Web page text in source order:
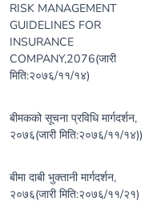
RISK MANAGEMENT
GUIDELINES FOR
INSURANCE
COMPANY,2076(जारी
मिति:२०७६/११/१४)
बीमकको सूचना प्रविधि मार्गदर्शन,
२०७६(जारी मिति:२०७६/११/१४))
बीमा दाबी भुक्तानी मार्गदर्शन,
२०७६(जारी मिति:२०७६/११/२१)